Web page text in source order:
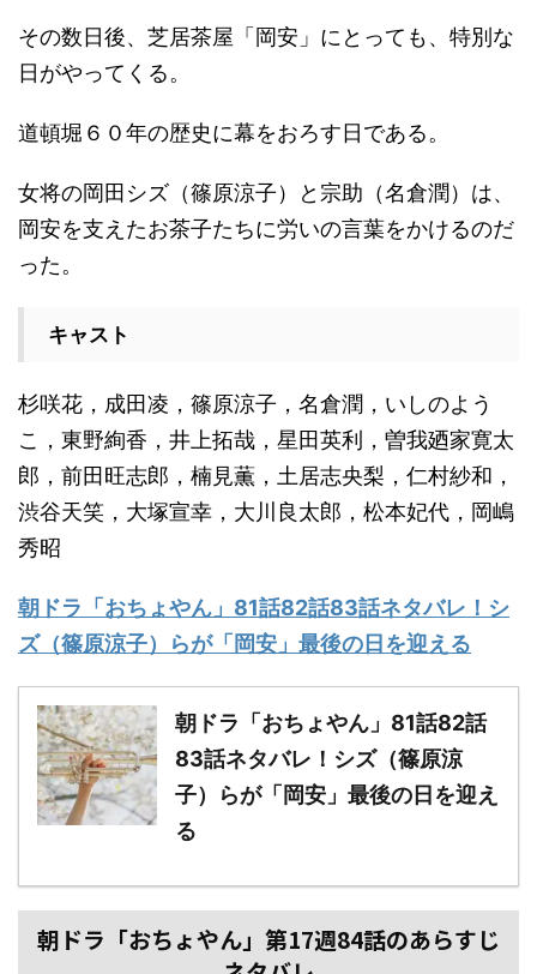
その数日後、芝居茶屋「岡安」にとっても、特別な
日がやってくる。
道頓堀６０年の歴史に幕をおろす日である。
女将の岡田シズ（篠原涼子）と宗助（名倉潤）は、
岡安を支えたお茶子たちに労いの言葉をかけるのだ
った。
キャスト
杉咲花，成田凌，篠原涼子，名倉潤，いしのよう
こ，東野絢香，井上拓哉，星田英利，曽我廼家寛太
郎，前田旺志郎，楠見薫，土居志央梨，仁村紗和，
渋谷天笑，大塚宣幸，大川良太郎，松本妃代，岡嶋
秀昭
朝ドラ「おちょやん」81話82話83話ネタバレ！シ
ズ（篠原涼子）らが「岡安」最後の日を迎える
朝ドラ「おちょやん」81話82話
83話ネタバレ！シズ（篠原涼
子）らが「岡安」最後の日を迎え
る
朝ドラ「おちょやん」第17週84話のあらすじ